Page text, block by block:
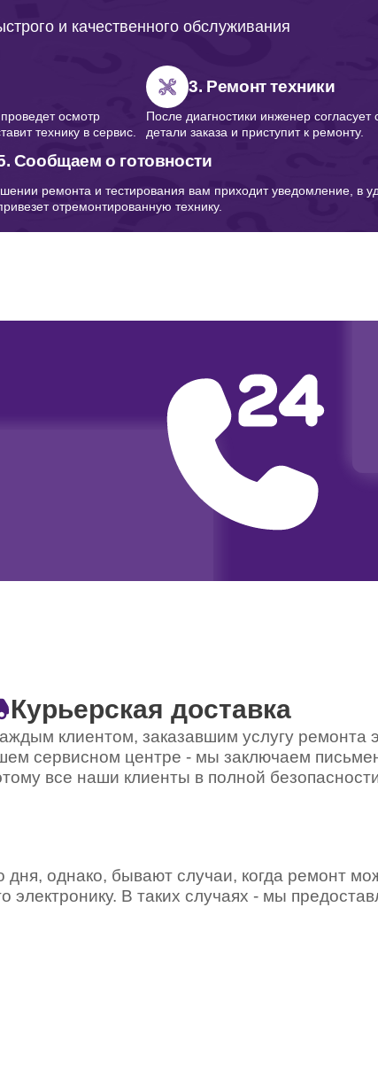
и качественного обслуживания
осмотр
технику в сервис.
3. Ремонт техники
После диагностики инженер согласует
детали заказа и приступит к ремонту.
Сообщаем о готовности
ремонта и тестирования вам приходит уведомление, в
отремонтированную технику.
Курьерская доставка
клиентом, заказавшим услугу ремонта
сервисном центре - мы заключаем
все наши клиенты в полной
однако, бывают случаи, когда ремонт
В таких случаях - мы